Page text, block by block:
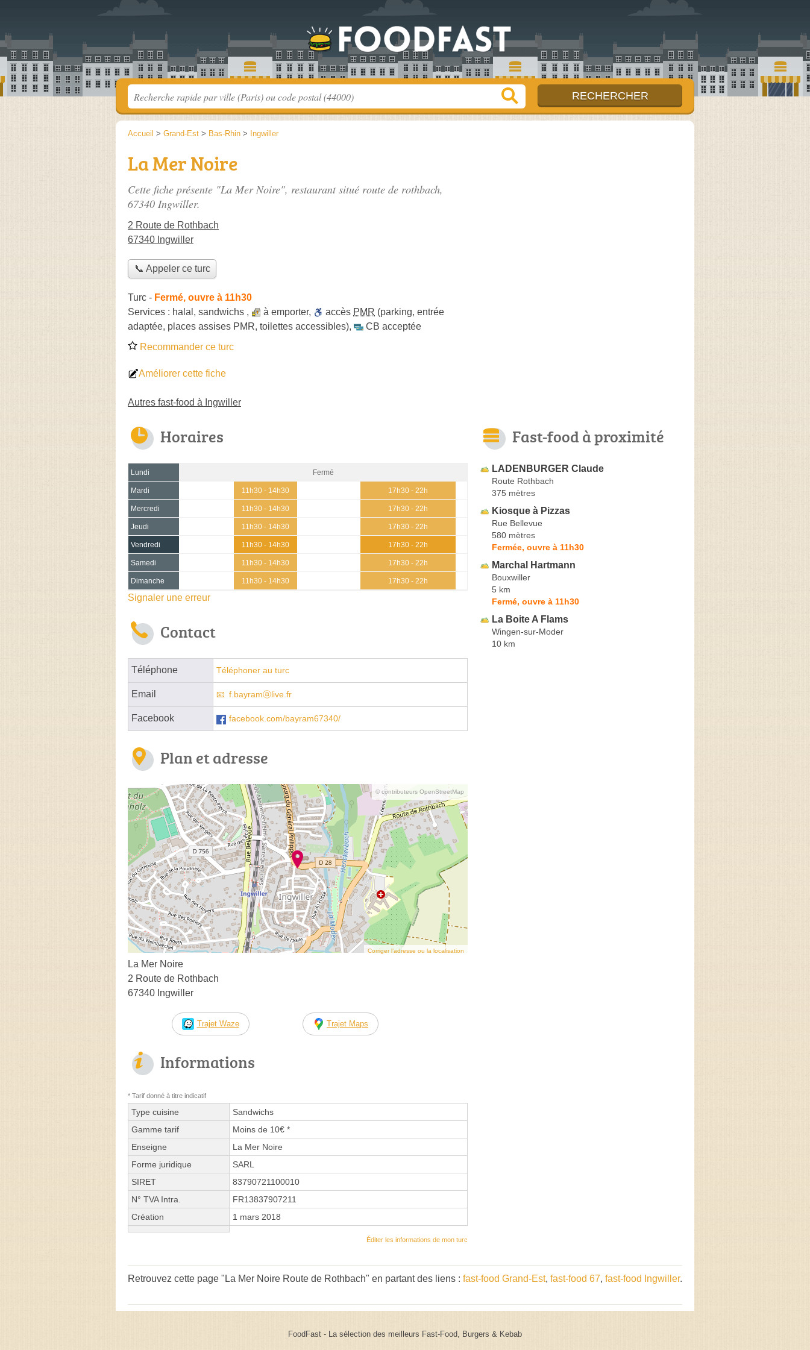
Accueil > Grand-Est > Bas-Rhin > Ingwiller
La Mer Noire
Cette fiche présente "La Mer Noire", restaurant situé route de rothbach,
67340 Ingwiller.
2 Route de Rothbach
67340 Ingwiller
📞 Appeler ce turc
Turc - Fermé, ouvre à 11h30
Services : halal , sandwichs , à emporter, accès PMR (parking, entrée
adaptée, places assises PMR, toilettes accessibles),
CB acceptée
Recommander ce turc
Améliorer cette fiche
Autres fast-food à Ingwiller
Horaires
Lundi Fermé
Mardi 11h30 - 14h30 17h30 - 22h
Mercredi 11h30 - 14h30 17h30 - 22h
Jeudi 11h30 - 14h30 17h30 - 22h
Vendredi 11h30 - 14h30 17h30 - 22h
Samedi 11h30 - 14h30 17h30 - 22h
Dimanche 11h30 - 14h30 17h30 - 22h
Signaler une erreur
Contact
Téléphone Téléphoner au turc
Email f.bayramⓐlive.fr
Facebook facebook.com/bayram67340/
Plan et adresse
© contributeurs OpenStreetMap
Corriger l’adresse ou la localisation
La Mer Noire
2 Route de Rothbach
67340 Ingwiller
Trajet Waze Trajet Maps
Informations
* Tarif donné à titre indicatif
Type cuisine
Sandwichs
Gamme tarif
Moins de 10€ *
Enseigne
La Mer Noire
Forme juridique
SARL
SIRET
83790721100010
N° TVA Intra.
FR13837907211
Création
1 mars 2018
Éditer les informations de mon turc
Fast-food à proximité
LADENBURGER Claude
Route Rothbach
375 mètres
Kiosque à Pizzas
Rue Bellevue
580 mètres
Fermée, ouvre à 11h30
Marchal Hartmann
Bouxwiller
5 km
Fermé, ouvre à 11h30
La Boite A Flams
Wingen-sur-Moder
10 km
Retrouvez cette page "La Mer Noire Route de Rothbach" en partant des liens : fast-food Grand-Est, fast-food 67, fast-food Ingwiller.
FoodFast - La sélection des meilleurs Fast-Food, Burgers & Kebab